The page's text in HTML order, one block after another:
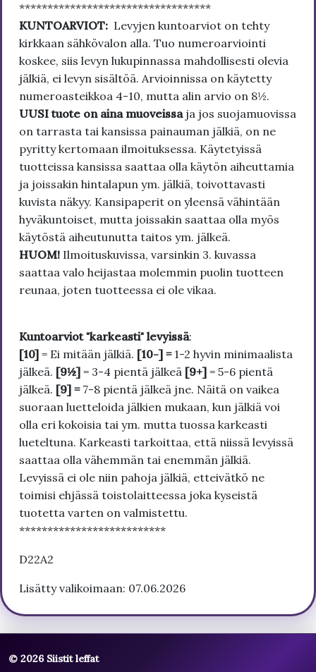
**********************************
KUNTOARVIOT: Levyjen kuntoarviot on tehty
kirkkaan sähkövalon alla. Tuo numeroarviointi
koskee, siis levyn lukupinnassa mahdollisesti olevia
jälkiä, ei levyn sisältöä. Arvioinnissa on käytetty
numeroasteikkoa 4-10, mutta alin arvio on 8½.
UUSI tuote on aina muoveissa ja jos suojamuovissa
on tarrasta tai kansissa painauman jälkiä, on ne
pyritty kertomaan ilmoituksessa. Käytetyissä
tuotteissa kansissa saattaa olla käytön aiheuttamia
ja joissakin hintalapun ym. jälkiä, toivottavasti
kuvista näkyy. Kansipaperit on yleensä vähintään
hyväkuntoiset, mutta joissakin saattaa olla myös
käytöstä aiheutunutta taitos ym. jälkeä.
HUOM! Ilmoituskuvissa, varsinkin 3. kuvassa
saattaa valo heijastaa molemmin puolin tuotteen
reunaa, joten tuotteessa ei ole vikaa.
Kuntoarviot "karkeasti" levyissä:
[10] = Ei mitään jälkiä. [10-] = 1-2 hyvin minimaalista
jälkeä. [9½] = 3-4 pientä jälkeä [9+] = 5-6 pientä
jälkeä. [9] = 7-8 pientä jälkeä jne. Näitä on vaikea
suoraan luetteloida jälkien mukaan, kun jälkiä voi
olla eri kokoisia tai ym. mutta tuossa karkeasti
lueteltuna. Karkeasti tarkoittaa, että niissä levyissä
saattaa olla vähemmän tai enemmän jälkiä.
Levyissä ei ole niin pahoja jälkiä, etteivätkö ne
toimisi ehjässä toistolaitteessa joka kyseistä
tuotetta varten on valmistettu.
**************************
D22A2
Lisätty valikoimaan: 07.06.2026
© 2026 Siistit leffat